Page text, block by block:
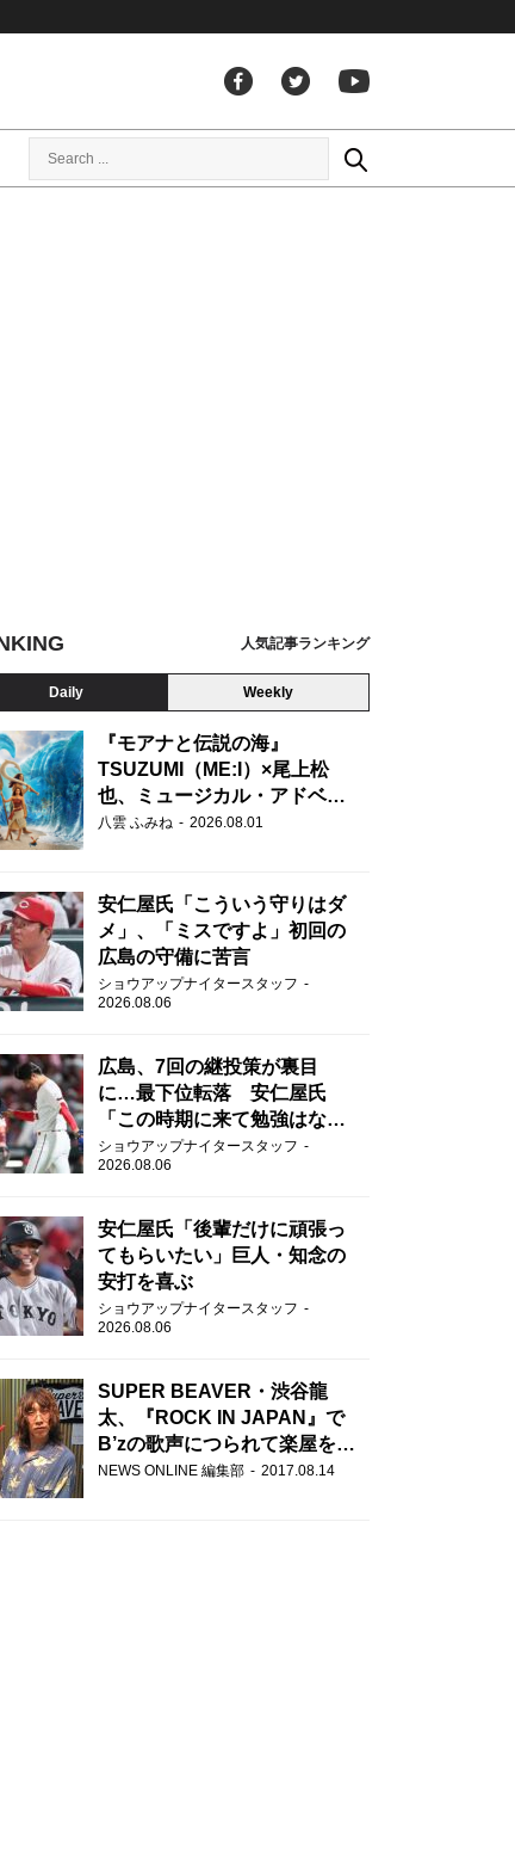
人気記事ランキング
Daily Weekly
『モアナと伝説の海』
TSUZUMI（ME:I）×尾上松
也、ミュージカル・アドベン
チャーで美声を響かせる
八雲 ふみね 2026.08.01
安仁屋氏「こういう守りはダ
メ」、「ミスですよ」初回の
広島の守備に苦言
ショウアップナイタースタッフ
2026.08.06
広島、7回の継投策が裏目
に…最下位転落 安仁屋氏
「この時期に来て勉強はな
い」
ショウアップナイタースタッフ
2026.08.06
安仁屋氏「後輩だけに頑張っ
てもらいたい」巨人・知念の
安打を喜ぶ
ショウアップナイタースタッフ
2026.08.06
SUPER BEAVER・渋谷龍
太、『ROCK IN JAPAN』で
B’zの歌声につられて楽屋を脱
走！？
NEWS ONLINE 編集部 2017.08.14